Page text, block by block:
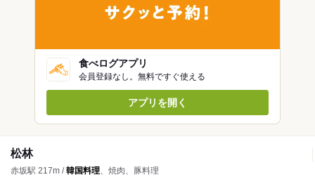
食べログアプリ
会員登録なし。無料ですぐ使える
アプリを開く
松林
赤坂駅 217m /韓国料理、焼肉、豚料理